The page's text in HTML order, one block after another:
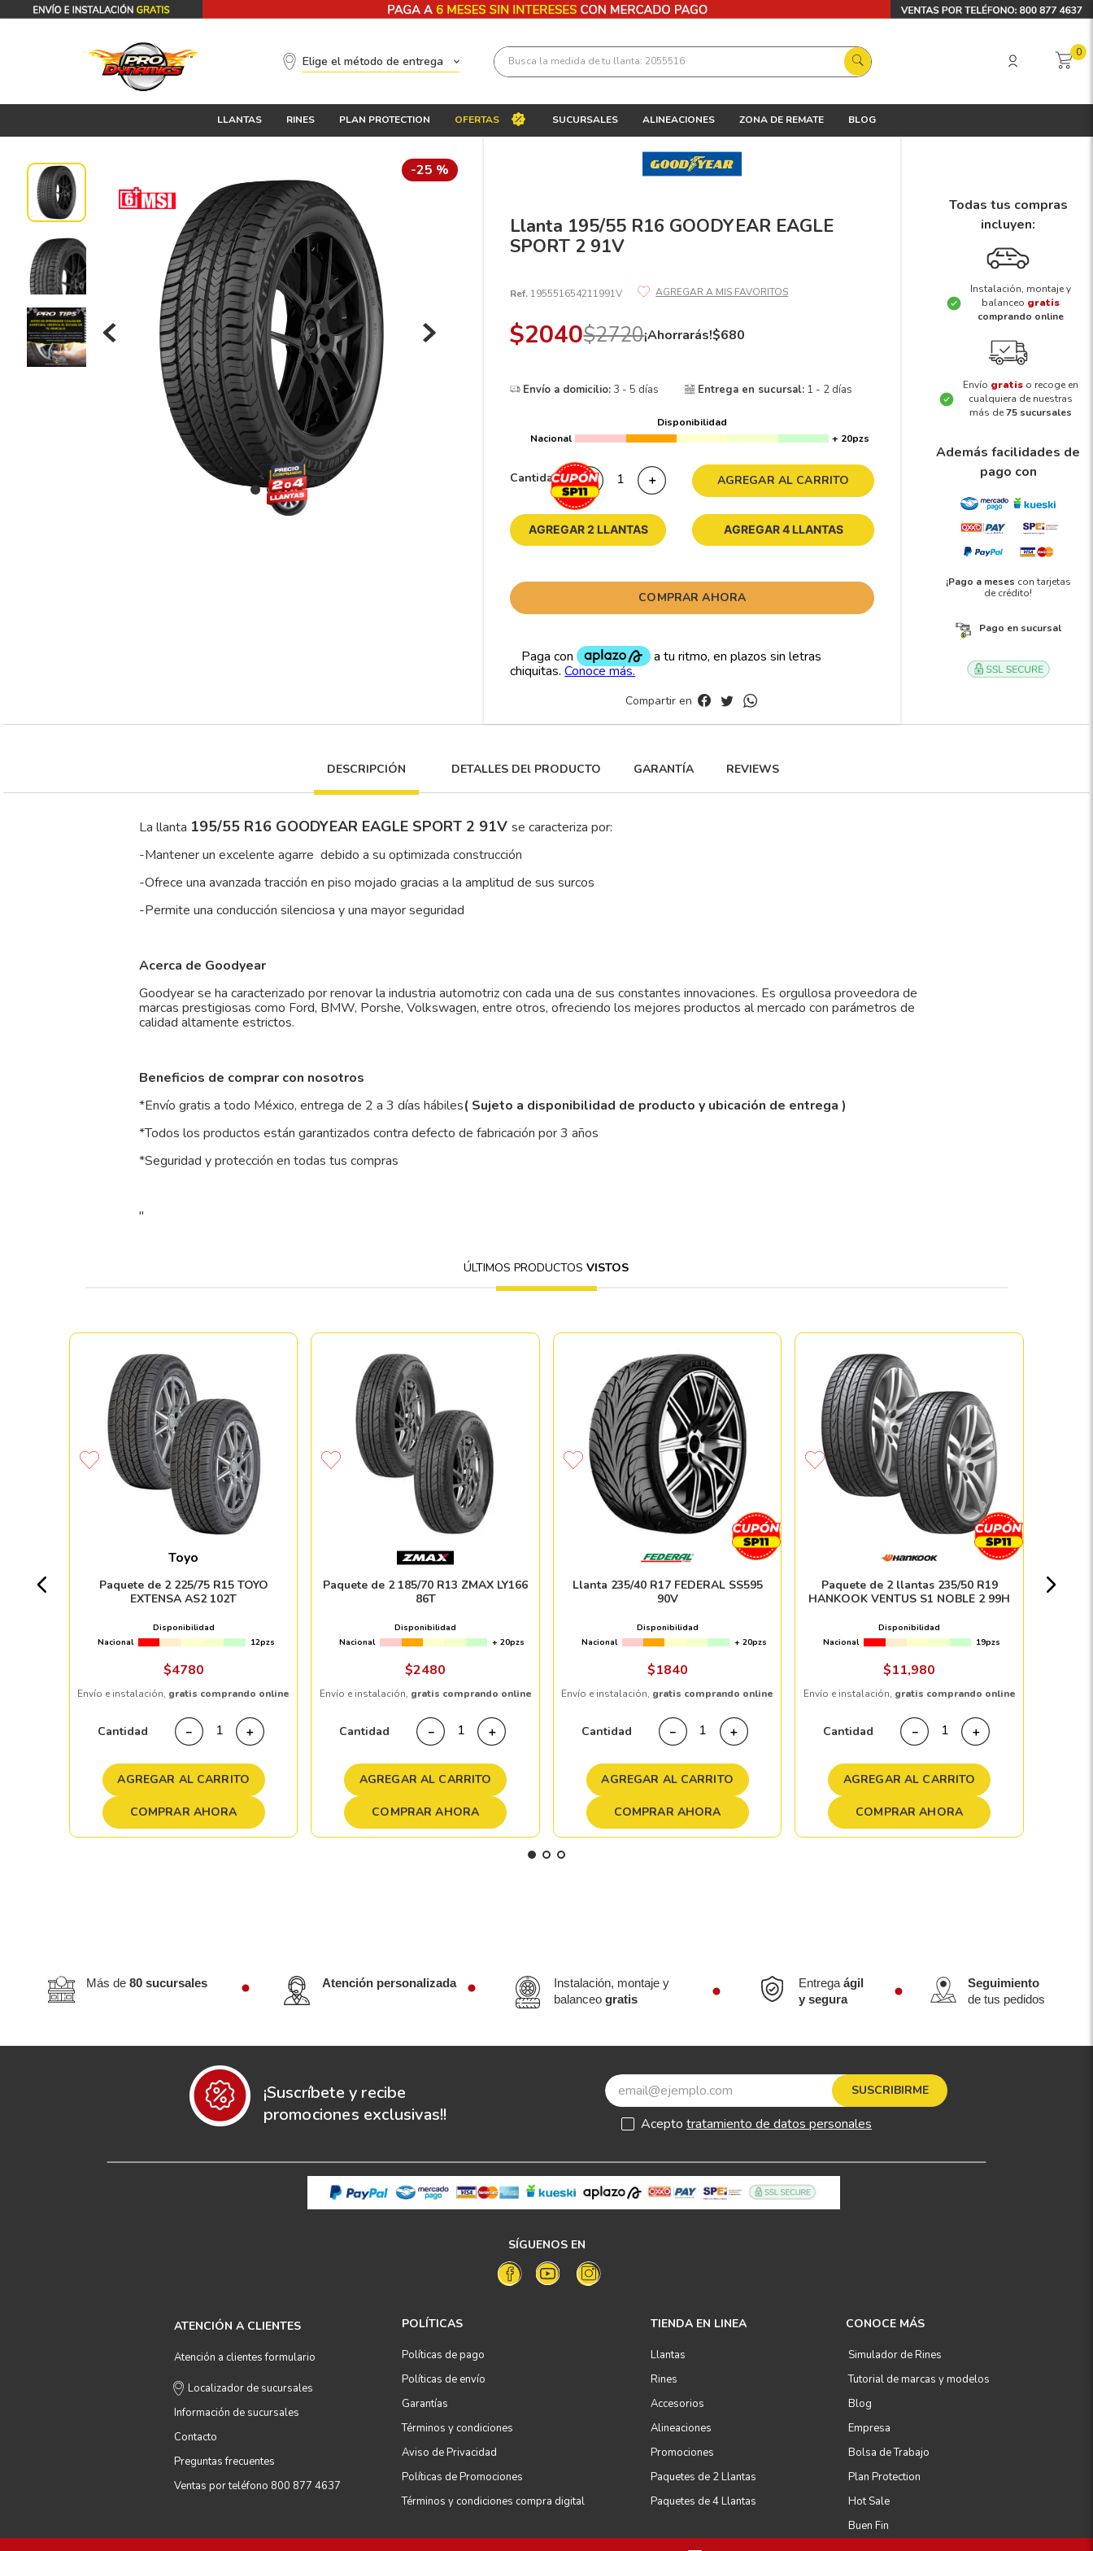
Elige el método de entrega Busca la medida de tu llanta: 2055516 0
LLANTAS RINES PLAN PROTECTION OFERTAS SUCURSALES ALINEACIONES ZONA DE REMATE BLOG
-25 %
Llanta 195/55 R16 GOODYEAR EAGLE
SPORT 2 91V
Ref. 195551654211991V
$2040$2720¡Ahorrarás!$680
Envío a domicilio:3 - 5 días Entrega en sucursal: 1 - 2 días
Disponibilidad
Nacional
+ 20pzs
Cantidad ＋
－ AGREGAR AL CARRITO
AGREGAR 2 LLANTAS AGREGAR 4 LLANTAS
COMPRAR AHORA
Compartir en
Todas tus compras
incluyen:
Instalación, montaje y
balanceo gratis
comprando online
Envío gratis o recoge en
cualquiera de nuestras
más de75 sucursales
Además facilidades de
pago con
¡Pago a meses con tarjetas
de crédito!
Pago en sucursal
DESCRIPCIÓN DETALLES DEl PRODUCTO GARANTÍA REVIEWS
La llanta 195/55 R16 GOODYEAR EAGLE SPORT 2 91V se caracteriza por:
-Mantener un excelente agarre debido a su optimizada construcción
-Ofrece una avanzada tracción en piso mojado gracias a la amplitud de sus surcos
-Permite una conducción silenciosa y una mayor seguridad
Acerca de Goodyear
Goodyear se ha caracterizado por renovar la industria automotriz con cada una de sus constantes innovaciones. Es orgullosa proveedora de
marcas prestigiosas como Ford, BMW, Porshe, Volkswagen, entre otros, ofreciendo los mejores productos al mercado con parámetros de
calidad altamente estrictos.
Beneficios de comprar con nosotros
*Envío gratis a todo México, entrega de 2 a 3 días hábiles( Sujeto a disponibilidad de producto y ubicación de entrega )
*Todos los productos están garantizados contra defecto de fabricación por 3 años
*Seguridad y protección en todas tus compras
"
ÚLTIMOS PRODUCTOSVISTOS
Toyo
Paquete de 2 225/75 R15 TOYO
EXTENSA AS2 102T
Disponibilidad
Nacional
12pzs
$4780
Envío e instalación, gratis comprando online
Cantidad ＋
－
AGREGAR AL CARRITO
COMPRAR AHORA
Paquete de 2 185/70 R13 ZMAX LY166
86T
Disponibilidad
Nacional
+ 20pzs
$2480
Envío e instalación, gratis comprando online
Cantidad ＋
－
AGREGAR AL CARRITO
COMPRAR AHORA
Llanta 235/40 R17 FEDERAL SS595
90V
Disponibilidad
Nacional
+ 20pzs
$1840
Envío e instalación, gratis comprando online
Cantidad ＋
－
AGREGAR AL CARRITO
COMPRAR AHORA
Paquete de 2 llantas 235/50 R19
HANKOOK VENTUS S1 NOBLE 2 99H
Disponibilidad
Nacional
19pzs
$11,980
Envío e instalación, gratis comprando online
Cantidad ＋
－
AGREGAR AL CARRITO
COMPRAR AHORA
Más de 80 sucursales Atención personalizada
Instalación, montaje y
balanceogratis
Entregaágil
y segura
Seguimiento
de tus pedidos
¡Suscríbete y recibe
promociones exclusivas!!
SUSCRIBIRME
Acepto tratamiento de datos personales
SÍGUENOS EN
ATENCIÓN A CLIENTES
Atención a clientes formulario
Localizador de sucursales
Información de sucursales
Contacto
Preguntas frecuentes
Ventas por teléfono 800 877 4637
POLÍTICAS
Políticas de pago
Políticas de envío
Garantías
Términos y condiciones
Aviso de Privacidad
Políticas de Promociones
Términos y condiciones compra digital
TIENDA EN LINEA
Llantas
Rines
Accesorios
Alineaciones
Promociones
Paquetes de 2 Llantas
Paquetes de 4 Llantas
CONOCE MÁS
Simulador de Rines
Tutorial de marcas y modelos
Blog
Empresa
Bolsa de Trabajo
Plan Protection
Hot Sale
Buen Fin
Términos más buscados
195 65 15